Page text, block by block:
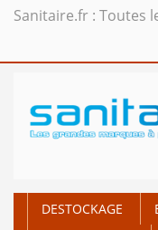
Sanitaire.fr : Toutes
DESTOCKAGE